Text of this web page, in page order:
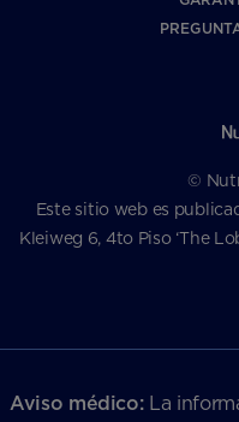
©
Este sitio web es
Kleiweg 6, 4to Piso ‘The
Aviso médico:La